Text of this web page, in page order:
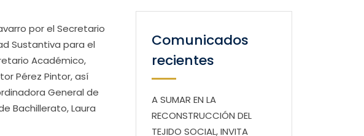
por el Secretario
Sustantiva para el
Académico,
Pérez Pintor, así
General de
Bachillerato, Laura
Comunicados
recientes
A SUMAR EN LA
RECONSTRUCCIÓN DEL
TEJIDO SOCIAL, INVITA